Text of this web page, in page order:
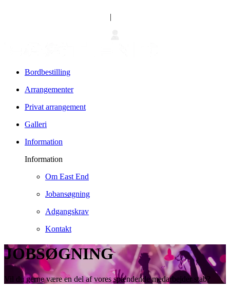
|
Bordbestilling
Arrangementer
Privat arrangement
Galleri
Information
Information
Om East End
Jobansøgning
Adgangskrav
Kontakt
JOBSØGNING
Vil du gerne være en del af vores spændende medarbejder stab?